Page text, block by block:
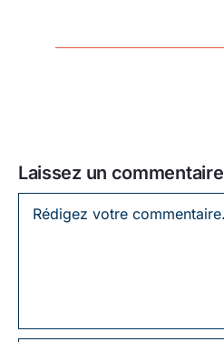
Laissez un commentaire
Laissez